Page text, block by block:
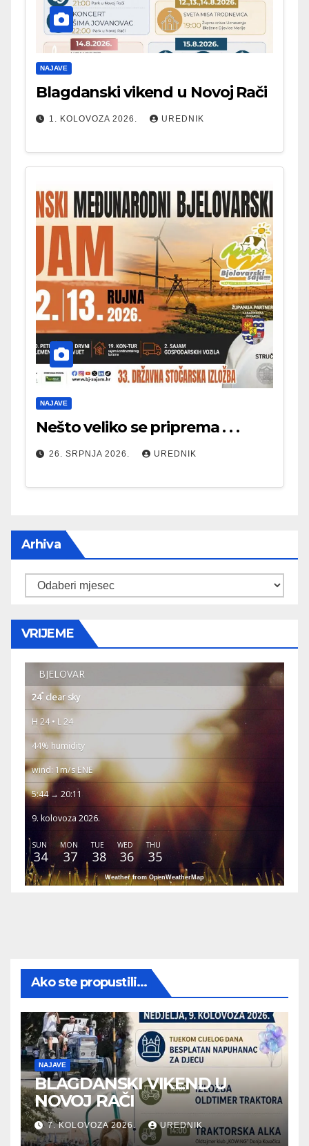
NAJAVE
Blagdanski vikend u Novoj Rači
1. KOLOVOZA 2026. UREDNIK
NAJAVE
Nešto veliko se priprema . . .
26. SRPNJA 2026. UREDNIK
Arhiva
Arhiva
VRIJEME
BJELOVAR
24° clear sky
H 24 • L 24
44% humidity
wind: 1m/s ENE
5:44 → 20:11
9. kolovoza 2026.
SUN
34
MON
37
TUE
38
WED
36
THU
35
Weather from OpenWeatherMap
Ako ste propustili...
NAJAVE
BLAGDANSKI VIKEND U
NOVOJ RAČI
7. KOLOVOZA 2026. UREDNIK